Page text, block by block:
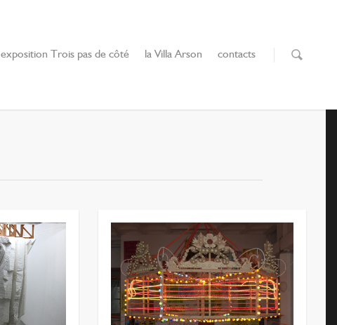
exposition Trois pas de côté la Villa Arson contacts